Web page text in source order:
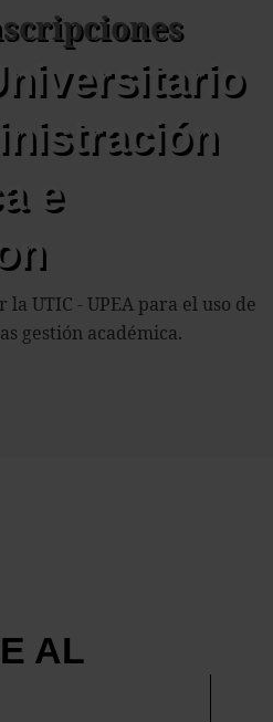
e
UTIC - UPEA para el uso de
gestión académica.
AL